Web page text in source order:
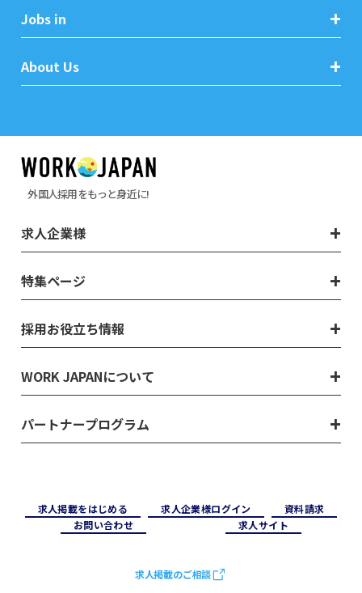
Jobs in
About Us
外国人採用をもっと身近に!
求人企業様
特集ページ
採用お役立ち情報
WORK JAPANについて
パートナープログラム
求⼈掲載をはじめる 求⼈企業様ログイン
資料請求
お問い合わせ
求⼈サイト
求人掲載のご相談